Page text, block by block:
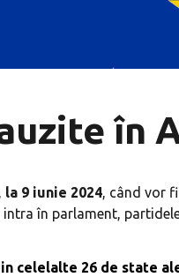
în
, la 9 iunie 2024, când vor
în parlament,
celelalte 26 de state